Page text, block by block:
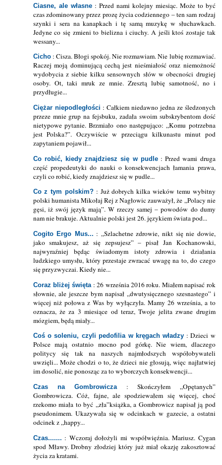
Ciasne, ale własne: Przed nami kolejny miesiąc. Może to być
czas zdominowany przez prozę życia codziennego – ten sam rodzaj
szynki i sera na kanapkach i tę samą muzykę w słuchawkach.
Jedyne co się zmieni to bielizna i ciuchy. A jeśli ktoś zostaje tak
wessany...
Cicho: Cisza. Błogi spokój. Nie rozmawiam. Nie lubię rozmawiać.
Raczej moją dominującą cechą jest nieśmiałość oraz niemożność
wydobycia z siebie kilku sensownych słów w obecności drugiej
osoby. Ot, taki mruk ze mnie. Zresztą lubię samotność, no i
przydługie...
Ciężar niepodległości : Całkiem niedawno jedna ze śledzonych
przeze mnie grup na fejsbuku, zadała swoim subskrybentom dość
nietypowe pytanie. Brzmiało ono następująco: „Komu potrzebna
jest Polska?”. Oczywiście w przeciągu kilkunastu minut pod
zapytaniem pojawił...
Co robić, kiedy znajdziesz się w pudle: Przed wami druga
część propedeutyki do nauki o konsekwencjach łamania prawa,
czyli co robić, kiedy znajdziesz się w pudle...
Co z tym polskim? : Już dobrych kilka wieków temu wybitny
polski humanista Mikołaj Rej z Nagłowic zauważył, że „Polacy nie
gęsi, iż swój język mają”. W rzeczy samej – powodów do dumy
nam nie brakuje. Aktualnie polski jest 26. językiem świata pod...
Cogito Ergo Mus... : „Szlachetne zdrowie, nikt się nie dowie,
jako smakujesz, aż się zepsujesz” – pisał Jan Kochanowski,
najwyraźniej będąc świadomym istoty zdrowia i działania
ludzkiego umysłu, który przestaje zwracać uwagę na to, do czego
się przyzwyczai. Kiedy nie...
Coraz bliżej święta: 26 września 2016 roku. Miałem napisać rok
słownie, ale jeszcze bym napisał „dwutysięcznego szesnastego” i
więcej niż połowa z Was by wyłączyła. Mamy 26 września, a to
oznacza, że za 3 miesiące od teraz, Twoje jelita zwane drugim
mózgiem, będą miały...
Coś o soleniu, czyli pedofilia w kręgach władzy : Dzieci w
Polsce mają ostatnio mocno pod górkę. Nie wiem, dlaczego
politycy się tak na naszych najmłodszych współobywateli
uwzięli... Może chodzi o to, że dzieci nie głosują, więc najłatwiej
im dosolić, nie ponosząc za to wyborczych konsekwencji...
Czas na Gombrowicza: Skończyłem „Opętanych”
Gombrowicza. Cóż, fajne, ale spodziewałem się więcej, choć
rzekomo miała to być „zła”książka, a Gombrowicz napisał ją pod
pseudonimem. Ukazywała się w odcinkach w gazecie, a ostatni
odcinek z „happy...
Czas....... : Wczoraj dołożyli mi współwięźnia. Mariusz. Cygan
spod Mławy. Drobny złodziej który już miał okazję zakosztować
życia za kratami.